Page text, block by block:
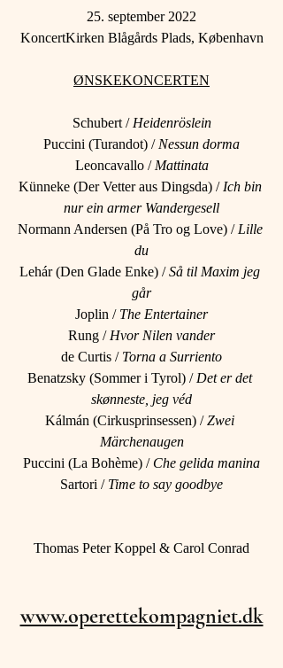
25. september 2022
KoncertKirken Blågårds Plads, København
ØNSKEKONCERTEN
Schubert / Heidenröslein
Puccini (Turandot) / Nessun dorma
Leoncavallo / Mattinata
Künneke (Der Vetter aus Dingsda) / Ich bin
nur ein armer Wandergesell
Normann Andersen (På Tro og Love) / Lille
du
Lehár (Den Glade Enke) / Så til Maxim jeg
går
Joplin / The Entertainer
Rung / Hvor Nilen vander
de Curtis / Torna a Surriento
Benatzsky (Sommer i Tyrol) / Det er det
skønneste, jeg véd
Kálmán (Cirkusprinsessen) / Zwei
Märchenaugen
Puccini (La Bohème) / Che gelida manina
Sartori / Time to say goodbye
Thomas Peter Koppel & Carol Conrad
www.operettekompagniet.dk